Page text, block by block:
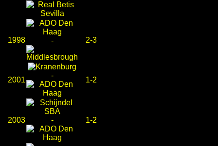
1998 - 2-3
2001
-
1-2
2003 - 1-2